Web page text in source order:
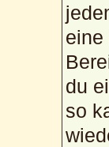
eine
du
so